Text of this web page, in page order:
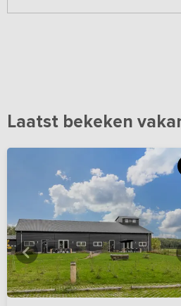
Laatst bekeken
Bekijkhieralle foto's